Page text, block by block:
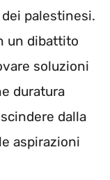
palestinesi.
un dibattito
soluzioni
duratura
dalla
aspirazioni